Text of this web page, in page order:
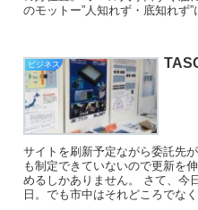
のモットー”人知れず・底知れず”
ビジネス
サイトを刷新予定ながら委託先
も制定できていないので更新を
めるしかありません。 さて、今
日。でも市中はそれどころでな